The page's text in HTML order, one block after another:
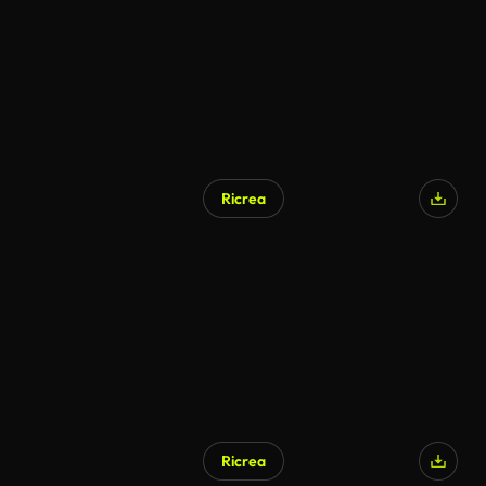
Ricrea
Ricrea